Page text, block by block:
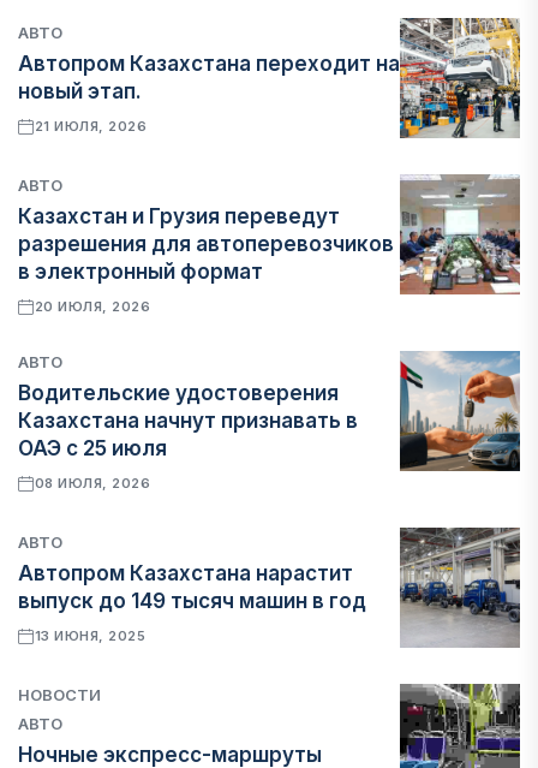
АВТО
Автопром Казахстана переходит на
новый этап.
21 ИЮЛЯ, 2026
АВТО
Казахстан и Грузия переведут
разрешения для автоперевозчиков
в электронный формат
20 ИЮЛЯ, 2026
АВТО
Водительские удостоверения
Казахстана начнут признавать в
ОАЭ с 25 июля
08 ИЮЛЯ, 2026
АВТО
Автопром Казахстана нарастит
выпуск до 149 тысяч машин в год
13 ИЮНЯ, 2025
НОВОСТИ
АВТО
Ночные экспресс-маршруты